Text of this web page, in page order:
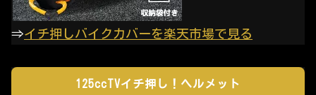
⇒イチ押しバイクカバーを楽天市場で見る
125ccTVイチ押し！ヘルメット